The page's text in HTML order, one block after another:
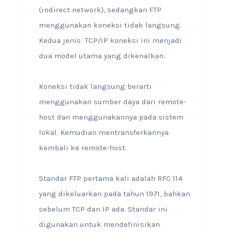
(indirect network), sedangkan FTP
menggunakan koneksi tidak langsung.
Kedua jenis TCP/IP koneksi ini menjadi
dua model utama yang dikenalkan.
Koneksi tidak langsung berarti
menggunakan sumber daya dari remote-
host dan menggunakannya pada sistem
lokal. Kemudian mentransferkannya
kembali ke remote-host.
Standar FTP pertama kali adalah RFC 114
yang dikeluarkan pada tahun 1971, bahkan
sebelum TCP dan IP ada. Standar ini
digunakan untuk mendefinisikan